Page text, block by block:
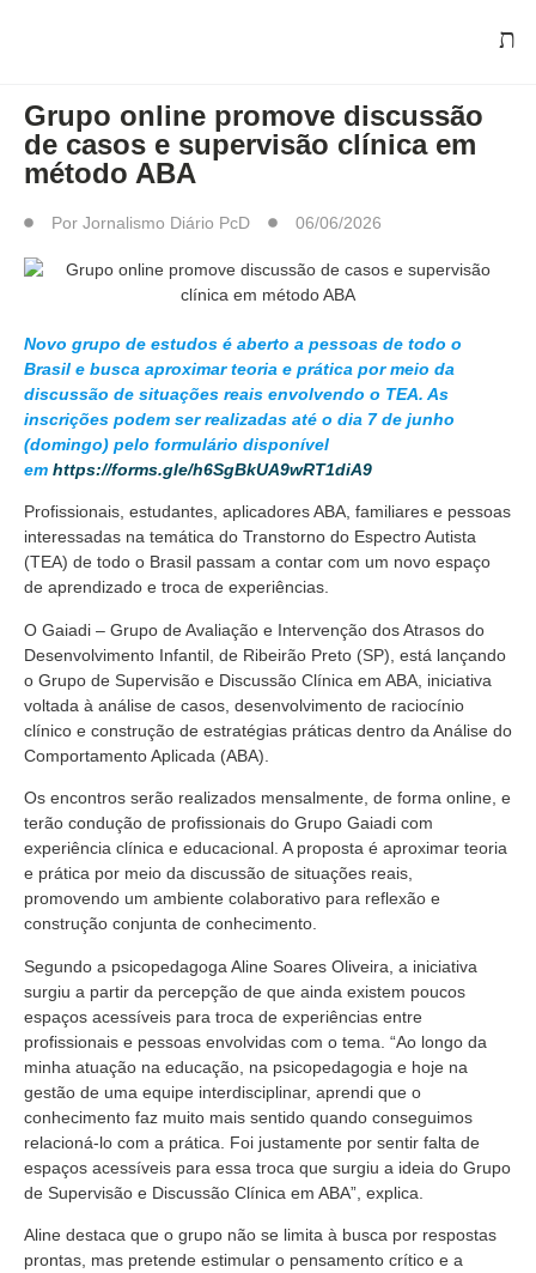
Grupo online promove discussão
de casos e supervisão clínica em
método ABA
Por Jornalismo Diário PcD 06/06/2026
Novo grupo de estudos é aberto a pessoas de todo o
Brasil e busca aproximar teoria e prática por meio da
discussão de situações reais envolvendo o TEA. As
inscrições podem ser realizadas até o dia 7 de junho
(domingo) pelo formulário disponível
em https://forms.gle/h6SgBkUA9wRT1diA9
Profissionais, estudantes, aplicadores ABA, familiares e pessoas
interessadas na temática do Transtorno do Espectro Autista
(TEA) de todo o Brasil passam a contar com um novo espaço
de aprendizado e troca de experiências.
O Gaiadi – Grupo de Avaliação e Intervenção dos Atrasos do
Desenvolvimento Infantil, de Ribeirão Preto (SP), está lançando
o Grupo de Supervisão e Discussão Clínica em ABA, iniciativa
voltada à análise de casos, desenvolvimento de raciocínio
clínico e construção de estratégias práticas dentro da Análise do
Comportamento Aplicada (ABA).
Os encontros serão realizados mensalmente, de forma online, e
terão condução de profissionais do Grupo Gaiadi com
experiência clínica e educacional. A proposta é aproximar teoria
e prática por meio da discussão de situações reais,
promovendo um ambiente colaborativo para reflexão e
construção conjunta de conhecimento.
Segundo a psicopedagoga Aline Soares Oliveira, a iniciativa
surgiu a partir da percepção de que ainda existem poucos
espaços acessíveis para troca de experiências entre
profissionais e pessoas envolvidas com o tema. “Ao longo da
minha atuação na educação, na psicopedagogia e hoje na
gestão de uma equipe interdisciplinar, aprendi que o
conhecimento faz muito mais sentido quando conseguimos
relacioná-lo com a prática. Foi justamente por sentir falta de
espaços acessíveis para essa troca que surgiu a ideia do Grupo
de Supervisão e Discussão Clínica em ABA”, explica.
Aline destaca que o grupo não se limita à busca por respostas
prontas, mas pretende estimular o pensamento crítico e a